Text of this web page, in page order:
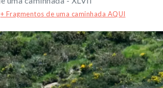
+ Fragmentos de uma caminhada AQUI